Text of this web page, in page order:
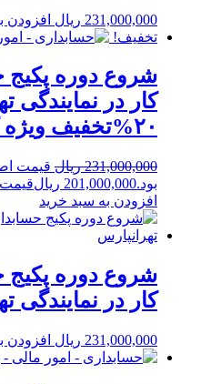
231,000,000 ریال افزودن
تخفیف!
شروع دوره پکیج
کار در نمایندگی
۲۰%تخفیف ویژه کلاسهای نوبت صبح
231,000,000 ریال
بود.201,000,000 ریالقیمت فعلی
افزودن به سبد خرید
شروع دوره پکیج
کار در نمایندگی
231,000,000 ریال افزودن